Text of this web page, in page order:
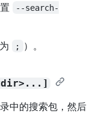
--search-
; ）。
中的搜索包，然后